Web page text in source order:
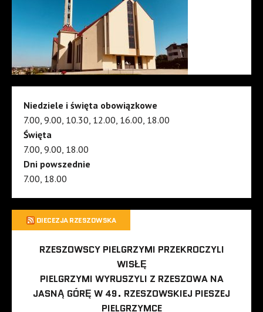
Niedziele i święta obowiązkowe
7.00, 9.00, 10.30, 12.00, 16.00, 18.00
Święta
7.00, 9.00, 18.00
Dni powszednie
7.00, 18.00
DIECEZJA RZESZOWSKA
RZESZOWSCY PIELGRZYMI PRZEKROCZYLI
WISŁĘ
PIELGRZYMI WYRUSZYLI Z RZESZOWA NA
JASNĄ GÓRĘ W 49. RZESZOWSKIEJ PIESZEJ
PIELGRZYMCE